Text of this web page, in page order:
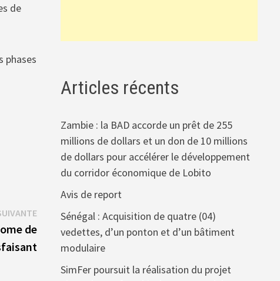
de
phases
Publication
suivante :
de
Articles récents
Zambie : la BAD accorde un prêt de 255
millions de dollars et un don de 10 millions
de dollars pour accélérer le développement
du corridor économique de Lobito
Avis de report
Sénégal : Acquisition de quatre (04)
vedettes, d’un ponton et d’un bâtiment
modulaire
SimFer poursuit la réalisation du projet